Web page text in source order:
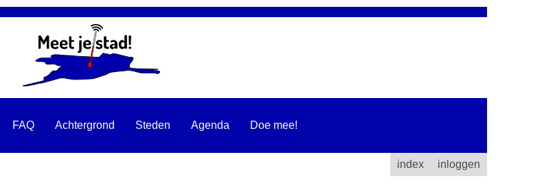
FAQ Achtergrond Steden Agenda Doe mee!
index inloggen